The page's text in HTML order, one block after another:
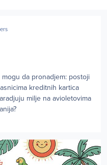
da pronadjem: postoji
kreditnih kartica
milje na avioletovima